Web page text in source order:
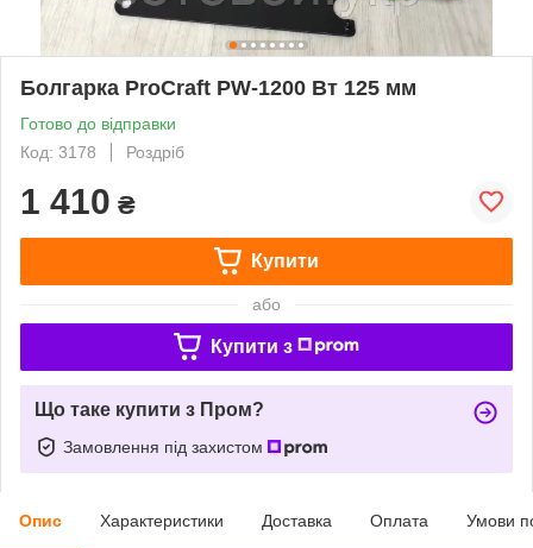
Болгарка ProCraft PW-1200 Вт 125 мм
Готово до відправки
Код: 3178
Роздріб
1 410 ₴
Купити
або
Купити з
Що таке купити з Пром?
Замовлення під захистом
Опис Характеристики Доставка Оплата Умови